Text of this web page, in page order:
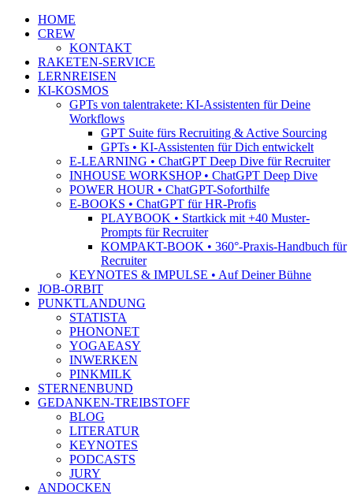
HOME
CREW
KONTAKT
RAKETEN-SERVICE
LERNREISEN
KI-KOSMOS
GPTs von talentrakete: KI-Assistenten für Deine
Workflows
GPT Suite fürs Recruiting & Active Sourcing
GPTs • KI-Assistenten für Dich entwickelt
E-LEARNING • ChatGPT Deep Dive für Recruiter
INHOUSE WORKSHOP • ChatGPT Deep Dive
POWER HOUR • ChatGPT-Soforthilfe
E-BOOKS • ChatGPT für HR-Profis
PLAYBOOK • Startkick mit +40 Muster-
Prompts für Recruiter
KOMPAKT-BOOK • 360°-Praxis-Handbuch für
Recruiter
KEYNOTES & IMPULSE • Auf Deiner Bühne
JOB-ORBIT
PUNKTLANDUNG
STATISTA
PHONONET
YOGAEASY
INWERKEN
PINKMILK
STERNENBUND
GEDANKEN-TREIBSTOFF
BLOG
LITERATUR
KEYNOTES
PODCASTS
JURY
ANDOCKEN